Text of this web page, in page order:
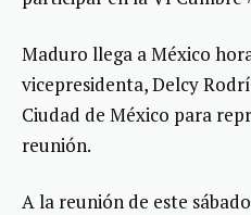
Maduro llega a México
vicepresidenta, Delcy
Ciudad de México para
reunión.
A la reunión de este